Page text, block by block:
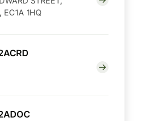
EC1A 1HQ